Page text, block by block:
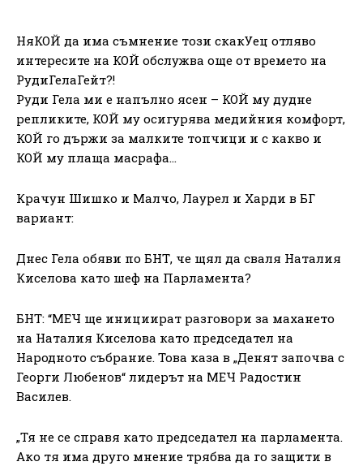
НяКОЙ да има съмнение този скакУец отляво
интересите на КОЙ обслужва още от времето на
РудиГелаГейт?!
Руди Гела ми е напълно ясен – КОЙ му дудне
репликите, КОЙ му осигурява медийния комфорт,
КОЙ го държи за малките топчици и с какво и
КОЙ му плаща масрафа…
Крачун Шишко и Малчо, Лаурел и Харди в БГ
вариант:
Днес Гела обяви по БНТ, че щял да сваля Наталия
Киселова като шеф на Парламента?
БНТ: “МЕЧ ще инициират разговори за махането
на Наталия Киселова като председател на
Народното събрание. Това каза в „Денят започва с
Георги Любенов“ лидерът на МЕЧ Радостин
Василев.
„Тя не се справя като председател на парламента.
Ако тя има друго мнение трябва да го защити в